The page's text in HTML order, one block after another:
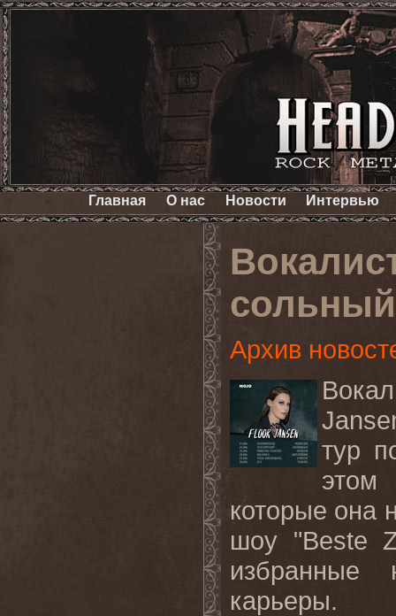
Главная О нас Новости Интервью
Архив
тур
этом
которые она
шоу "Beste
избранные
карьеры.